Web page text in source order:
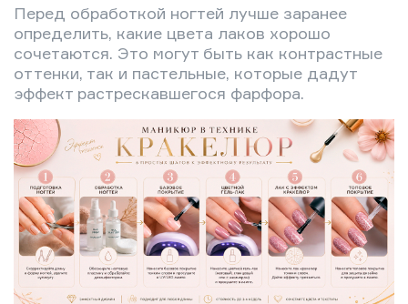
Перед обработкой ногтей лучше заранее
определить, какие цвета лаков хорошо
сочетаются. Это могут быть как контрастные
оттенки, так и пастельные, которые дадут
эффект растрескавшегося фарфора.